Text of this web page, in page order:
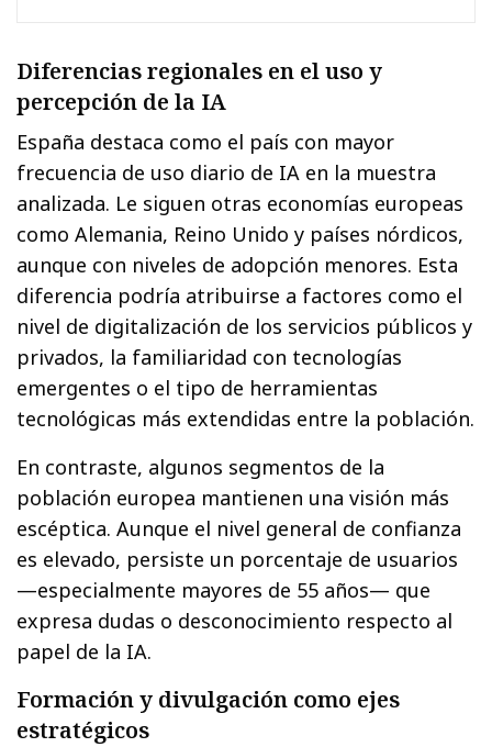
Diferencias regionales en el uso y
percepción de la IA
España destaca como el país con mayor
frecuencia de uso diario de IA en la muestra
analizada. Le siguen otras economías europeas
como Alemania, Reino Unido y países nórdicos,
aunque con niveles de adopción menores. Esta
diferencia podría atribuirse a factores como el
nivel de digitalización de los servicios públicos y
privados, la familiaridad con tecnologías
emergentes o el tipo de herramientas
tecnológicas más extendidas entre la población.
En contraste, algunos segmentos de la
población europea mantienen una visión más
escéptica. Aunque el nivel general de confianza
es elevado, persiste un porcentaje de usuarios
—especialmente mayores de 55 años— que
expresa dudas o desconocimiento respecto al
papel de la IA.
Formación y divulgación como ejes
estratégicos